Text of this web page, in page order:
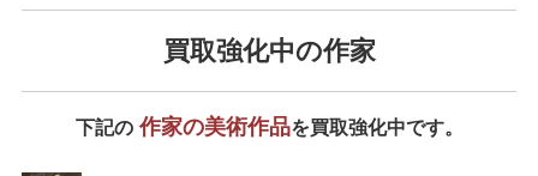
買取強化中の作家
下記の作家の美術作品を買取強化中です。